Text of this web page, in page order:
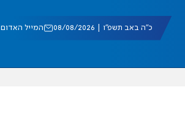
כ"ה באב תשפ"ו | 08/08/2026 המייל האדום